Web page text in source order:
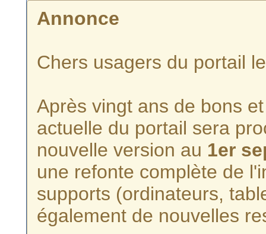
Annonce
Chers usagers du portail
Après vingt ans de bons
actuelle du portail sera
nouvelle version au 1er
une refonte complète de
supports (ordinateurs,
également de nouvelles